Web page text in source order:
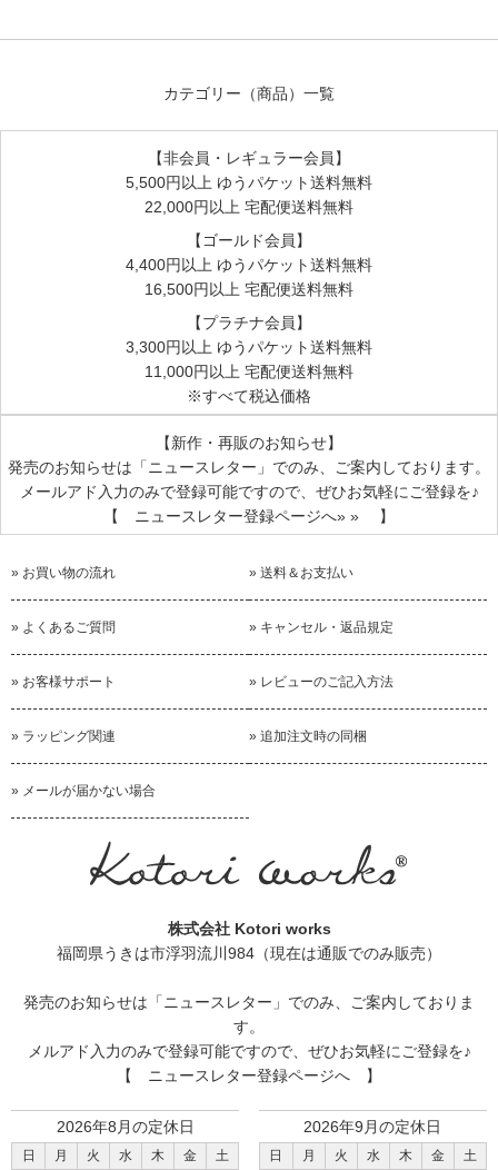
みたくて作り方を入れていただきました。
なかなかリネン生地が高価ではさみをいれることができずに
いますが、一度作ってみたいと思います。
2016/02/20 投稿者：nikori 評価：★★★★★
説明書はあって損はないです。必然的にポチっとでした。
2015/10/17 投稿者：やぎゆきこ 評価： ★★★★★
妊娠中の暇つぶしに、
せっかくなら自分の布ナプも、と購入。
多少大きさがずれても
まだ全部は縫い終わっていませんので
夜は紙ナプですが、これからも縫い続けて
はやく全部布ナプにできるようにしたいです。
ムダがない
2015/10/17 投稿者：ぴよ 評価：★★★★★
説明も分かりやすかったです。
分かりやすい
2015/10/09 投稿者：ぱんだ 評価：
★★★
大きくて見やすく
分かりやすい型紙でした!
カテゴリー（商品）一覧
【非会員・レギュラー会員】
5,500円以上 ゆうパケット送料無料
22,000円以上 宅配便送料無料
【ゴールド会員】
4,400円以上 ゆうパケット送料無料
16,500円以上 宅配便送料無料
【プラチナ会員】
3,300円以上 ゆうパケット送料無料
11,000円以上 宅配便送料無料
※すべて税込価格
【新作・再販のお知らせ】
発売のお知らせは 「ニュースレター」 でのみ、ご案内しております。
メールアド入力のみで登録可能ですので、ぜひお気軽にご登録を♪
【 ニュースレター登録ページへ» » 】
» お買い物の流れ » 送料＆お支払い
» よくあるご質問 » キャンセル・返品規定
» お客様サポート » レビューのご記入方法
» ラッピング関連 » 追加注文時の同梱
» メールが届かない場合
株式会社 Kotori works
福岡県うきは市浮羽流川984（現在は通販でのみ販売）
発売のお知らせは 「ニュースレター」 でのみ、ご案内しておりま
す。
メルアド入力のみで登録可能ですので、ぜひお気軽にご登録を♪
【 ニュースレター登録ページへ 】
2026年8月の定休日
日 月 火 水 木 金
土
2026年9月の定休日
日 月 火 水 木 金 土